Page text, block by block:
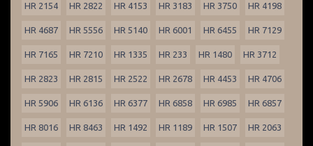
HR 2154 HR 2822 HR 4153 HR 3183 HR 3750 HR 4198
HR 4687 HR 5556 HR 5140 HR 6001 HR 6455 HR 7129
HR 7165 HR 7210 HR 1335 HR 233 HR 1480 HR 3712
HR 2823 HR 2815 HR 2522 HR 2678 HR 4453 HR 4706
HR 5906 HR 6136 HR 6377 HR 6858 HR 6985 HR 6857
HR 8016 HR 8463 HR 1492 HR 1189 HR 1507 HR 2063